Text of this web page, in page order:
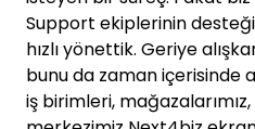
Support ekiplerinin
hızlı yönettik. Geriye
bunu da zaman içerisinde
iş birimleri,